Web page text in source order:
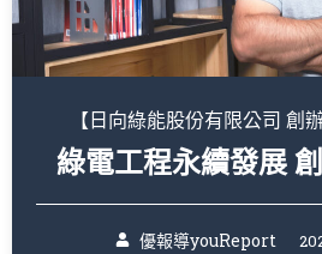
【日向綠能股份有限公司 創
綠電工程永續發展
優報導youReport